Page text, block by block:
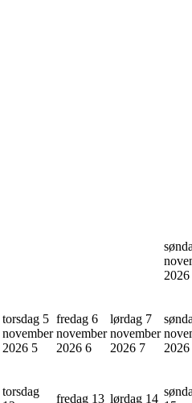
2026
torsdag 5
november
2026 5
fredag 6
november
2026 6
lørdag 7
november
2026 7
2026
torsdag
fredag 13 lørdag 14